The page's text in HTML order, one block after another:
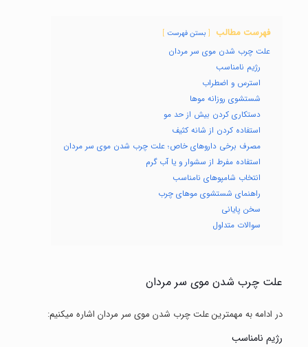
فهرست مطالب بستن فهرست
علت چرب شدن موی سر مردان
رژیم نامناسب
استرس و اضطراب
شستشوی روزانه موها
دستکاری کردن بیش از حد مو
استفاده کردن از شانه‌ کثیف
مصرف برخی داروهای خاص؛ علت چرب شدن موی سر مردان
استفاده مفرط از سشوار و یا آب گرم
انتخاب شامپوهای نامناسب
راهنمای شستشوی موهای چرب
سخن پایانی
سوالات متداول
علت چرب شدن موی سر مردان
در ادامه به مهم­ترین علت چرب شدن موی سر مردان اشاره می­کنیم:
رژیم نامناسب